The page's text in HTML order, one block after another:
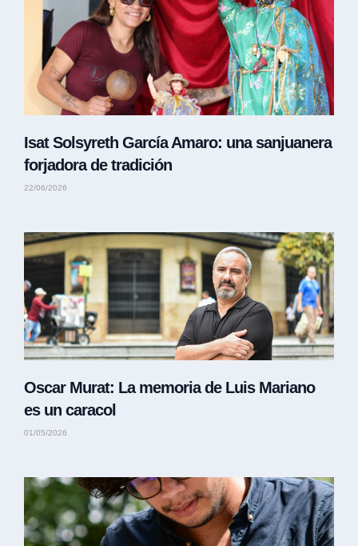
Isat Solsyreth García Amaro: una sanjuanera
forjadora de tradición
22/06/2026
Oscar Murat: La memoria de Luis Mariano
es un caracol
01/05/2026